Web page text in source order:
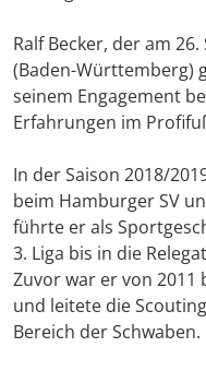
Ralf Becker, der am
(Baden-Württemberg)
seinem Engagement
Erfahrungen im
In der Saison 2018/
beim Hamburger SV
führte er als
3. Liga bis in die
Zuvor war er von 2011
und leitete die
Bereich der Schwaben.